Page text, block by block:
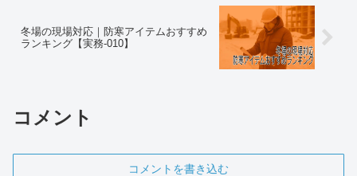
冬場の現場対応｜防寒アイテムおすすめ
ランキング【実務-010】
コメント
コメントを書き込む